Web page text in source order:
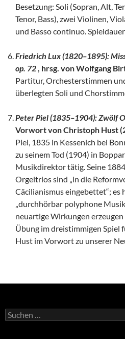
Besetzung: Soli (Sopran, Alt,
Tenor, Bass), zwei Violinen,
und Basso continuo.
Friedrich Lux (1820–1895):
op. 72, hrsg. von Wolfgang
Partitur, Orchesterstimmen
überlegten Soli und
Peter Piel (1835–1904): Zwölf
Vorwort von Christoph Hust
Piel, 1835 in Kessenich bei
zu seinem Tod (1904) in
Musikdirektor tätig. Seine
Orgeltrios sind „in die
Cäcilianismus eingebettet“; es
„durchhörbar polyphone
neuartige Wirkungen
Übung im dreistimmigen Spiel
Hust im Vorwort zu unserer
Suchen
nach: